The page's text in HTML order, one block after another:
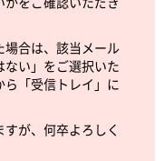
場合は、該当メール
い」をご選択いた
「受信トレイ」に
が、何卒よろしく